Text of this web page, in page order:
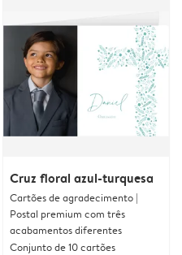
Cruz floral azul-turquesa
Cartões de agradecimento |
Postal premium com três
acabamentos diferentes
Conjunto de 10 cartões